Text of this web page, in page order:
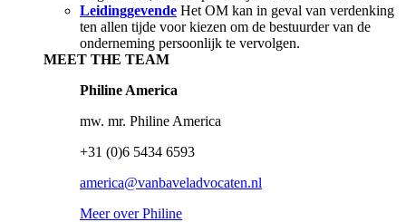
Leidinggevende Het OM kan in geval van verdenking
ten allen tijde voor kiezen om de bestuurder van de
onderneming persoonlijk te vervolgen.
MEET THE TEAM
Philine America
mw. mr. Philine America
+31 (0)6 5434 6593
america@vanbaveladvocaten.nl
Meer over Philine